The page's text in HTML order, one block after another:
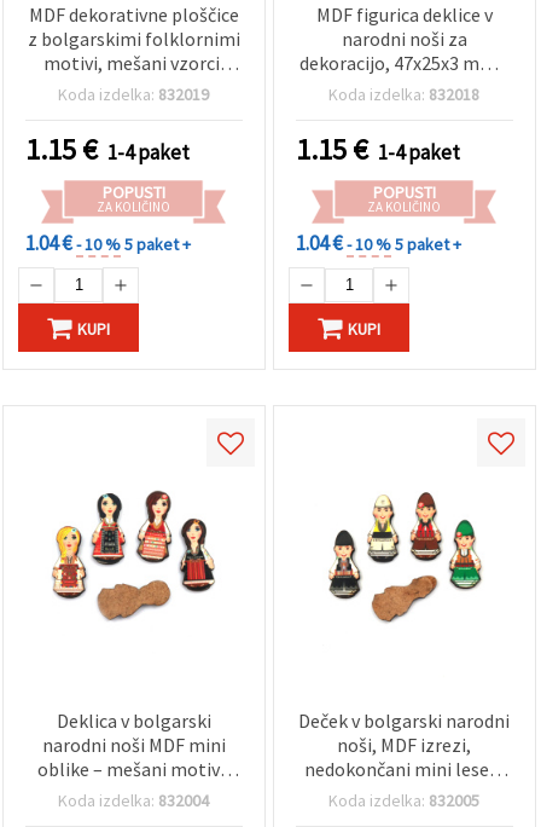
MDF dekorativne ploščice
z bolgarskimi folklornimi
motivi, mešani vzorci,
39x26x3 mm – 5 kosov
Koda izdelka: 832019
1.15€ 1-4 paket
POPUSTI
ZA KOLIČINO
1.04 €- 10 %5 paket +
KUPI
MDF figurica deklice v
narodni noši za
dekoracijo, 47x25x3 mm –
5 kosov
Koda izdelka: 832018
1.15€ 1-4 paket
POPUSTI
ZA KOLIČINO
1.04 €- 10 %5 paket +
KUPI
Deklica v bolgarski
narodni noši MDF mini
oblike – mešani motivi,
25x12x3 mm, set 5 kosov |
Koda izdelka: 832004
Deček v bolgarski narodni
noši, MDF izrezi,
nedokončani mini leseni
okrasni elementi, 25 x 11 x
Koda izdelka: 832005